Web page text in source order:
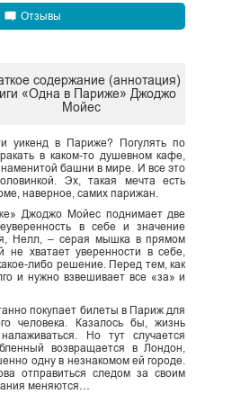
Отзывы
содержание (аннотация)
«Одна в Париже» Джоджо
Мойес
уикенд в Париже? Погулять по
в каком-то душевном кафе,
башни в мире. И все это
Эх, такая мечта есть
наверное, самих парижан.
Джоджо Мойес поднимает две
в себе и значение
Нелл, – серая мышка в прямом
не хватает уверенности в себе,
либо решение. Перед тем, как
и нужно взвешивает все «за» и
покупает билеты в Париж для
человека. Казалось бы, жизнь
Но тут случается
возвращается в Лондон,
одну в незнакомом ей городе.
отправиться следом за своим
меняются…